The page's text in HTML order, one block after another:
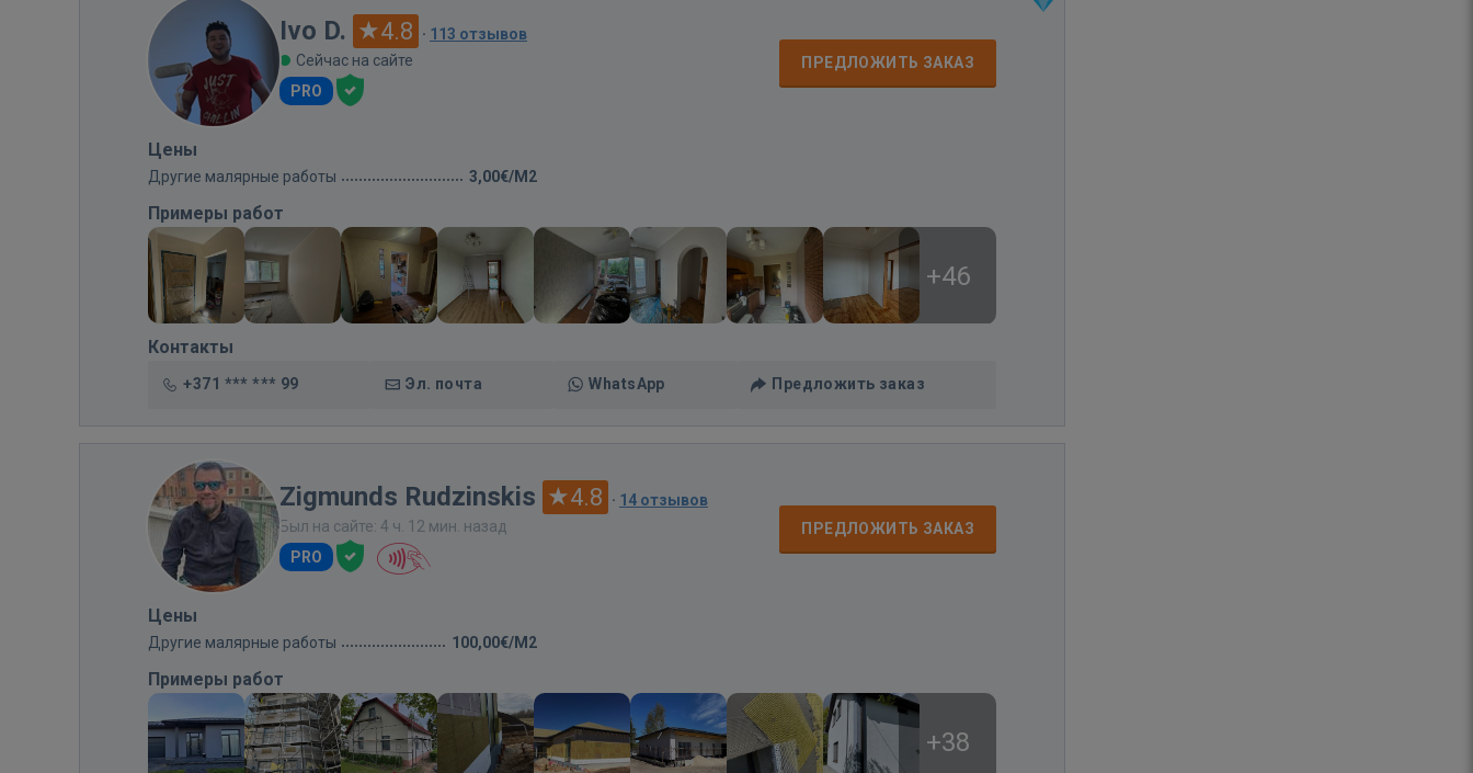
Ivo D. 4.8 · 113 отзывов
Сейчас на сайте
PRO
ПРЕДЛОЖИТЬ ЗАКАЗ
Цены
Другие малярные работы 3,00€/M2
Примеры работ
+46
Контакты
+371 *** *** 99 Эл. почта WhatsApp Предложить заказ
Zigmunds Rudzinskis 4.8 · 14 отзывов
Был на сайте: 4 ч. 12 мин. назад
PRO
ПРЕДЛОЖИТЬ ЗАКАЗ
Цены
Другие малярные работы 100,00€/M2
Примеры работ
+38